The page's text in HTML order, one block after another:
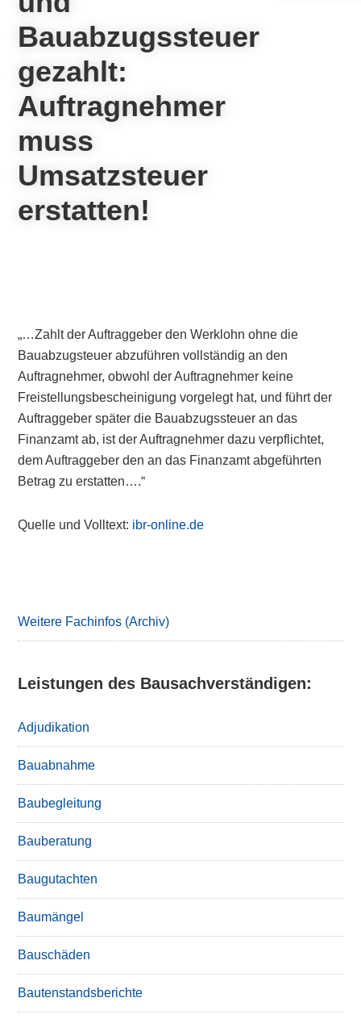
Bauabzugssteuer
gezahlt:
Auftragnehmer
muss
Umsatzsteuer
erstatten!
„…Zahlt der Auftraggeber den Werklohn ohne die
Bauabzugsteuer abzuführen vollständig an den
Auftragnehmer, obwohl der Auftragnehmer keine
Freistellungsbescheinigung vorgelegt hat, und führt der
Auftraggeber später die Bauabzugssteuer an das
Finanzamt ab, ist der Auftragnehmer dazu verpflichtet,
dem Auftraggeber den an das Finanzamt abgeführten
Betrag zu erstatten….“
Quelle und Volltext: ibr-online.de
Weitere Fachinfos (Archiv)
Leistungen des Bausachverständigen:
Adjudikation
Bauabnahme
Baubegleitung
Bauberatung
Baugutachten
Baumängel
Bauschäden
Bautenstandsberichte